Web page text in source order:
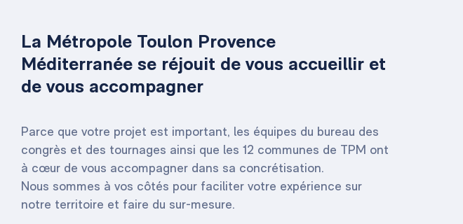
La Métropole Toulon Provence
Méditerranée se réjouit de vous accueillir et
de vous accompagner
Parce que votre projet est important, les équipes du bureau des
congrès et des tournages ainsi que les 12 communes de TPM ont
à cœur de vous accompagner dans sa concrétisation.
Nous sommes à vos côtés pour faciliter votre expérience sur
notre territoire et faire du sur-mesure.